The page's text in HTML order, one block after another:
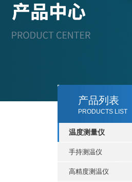
产品列表
PRODUCTS LIST
温度测量仪
手持测温仪
高精度测温仪